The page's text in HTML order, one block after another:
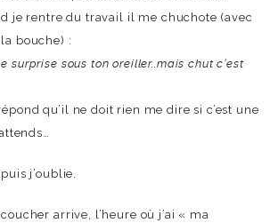
je rentre du travail il me chuchote (avec
bouche) :
surprise sous ton oreiller..mais chut c’est
qu’il ne doit rien me dire si c’est une
j’oublie.
arrive, l’heure où j’ai « ma